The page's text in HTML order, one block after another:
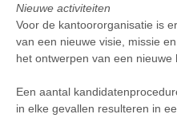
Nieuwe activiteiten
Voor de kantoororganisatie is
van een nieuwe visie, missie
het ontwerpen van een nieuwe
Een aantal
in elke gevallen resulteren in